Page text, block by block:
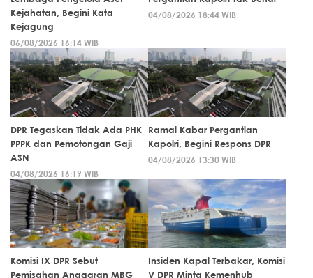
Kejahatan, Begini Kata
Kejagung
06/08/2026 16:14 WIB
04/08/2026 18:44 WIB
DPR Tegaskan Tidak Ada PHK
PPPK dan Pemotongan Gaji
ASN
04/08/2026 16:19 WIB
Ramai Kabar Pergantian
Kapolri, Begini Respons DPR
04/08/2026 13:30 WIB
Komisi IX DPR Sebut
Pemisahan Anggaran MBG
Insiden Kapal Terbakar, Komisi
V DPR Minta Kemenhub